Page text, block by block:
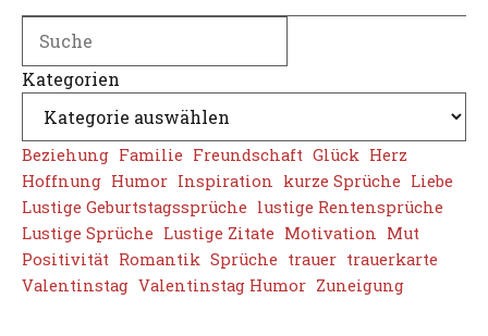
Kategorien
Beziehung Familie Freundschaft Glück Herz
Hoffnung Humor Inspiration kurze Sprüche Liebe
Lustige Geburtstagssprüche lustige Rentensprüche
Lustige Sprüche Lustige Zitate Motivation Mut
Positivität Romantik Sprüche trauer trauerkarte
Valentinstag Valentinstag Humor Zuneigung